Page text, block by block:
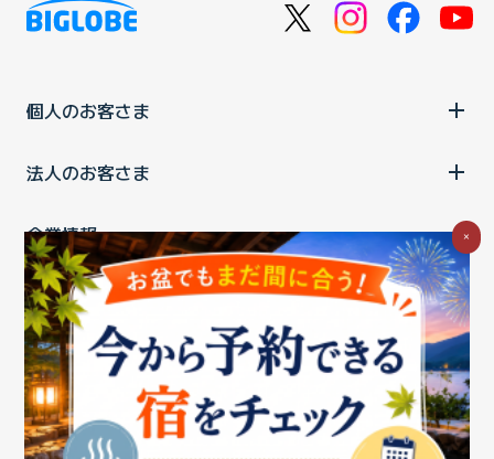
個人のお客さま
法人のお客さま
企業情報
ご利用中の方
お問い合わせ消費税の表示 ウェブアクセシビリティの取り組み
個人情報保護ポリシープライバシーポータル
Cookieポリシー
特定商取引法に基づく表記情報セキュリティ基本方針
商標についてBIGLOBEトップ
×